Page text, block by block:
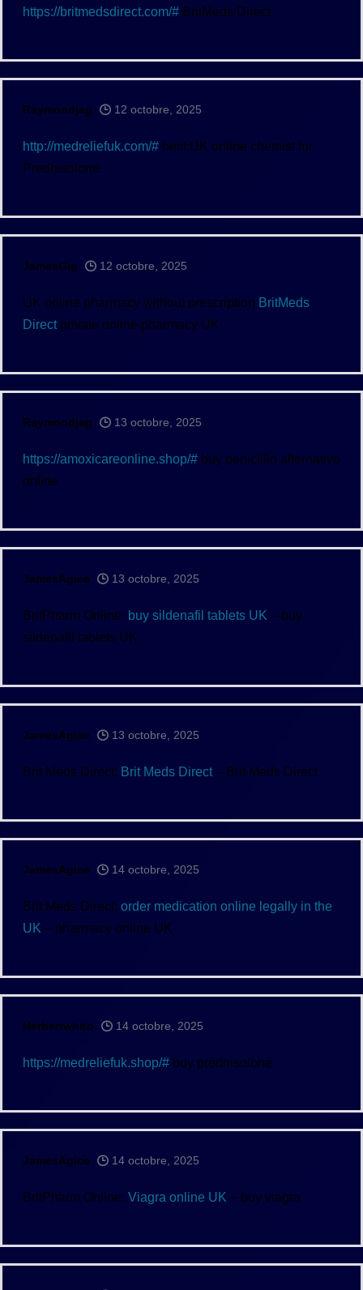
https://britmedsdirect.com/# BritMeds Direct
Raymondjag 12 octobre, 2025
http://medreliefuk.com/# best UK online chemist for
Prednisolone
JamesGig 12 octobre, 2025
UK online pharmacy without prescription BritMeds
Direct private online pharmacy UK
Raymondjag 13 octobre, 2025
https://amoxicareonline.shop/# buy penicillin alternative
online
JamesAgice 13 octobre, 2025
BritPharm Online: buy sildenafil tablets UK – buy
sildenafil tablets UK
JamesAgice 13 octobre, 2025
Brit Meds Direct: Brit Meds Direct – Brit Meds Direct
JamesAgice 14 octobre, 2025
Brit Meds Direct: order medication online legally in the
UK – pharmacy online UK
Herbertwhito 14 octobre, 2025
https://medreliefuk.shop/# buy prednisolone
JamesAgice 14 octobre, 2025
BritPharm Online: Viagra online UK – buy viagra